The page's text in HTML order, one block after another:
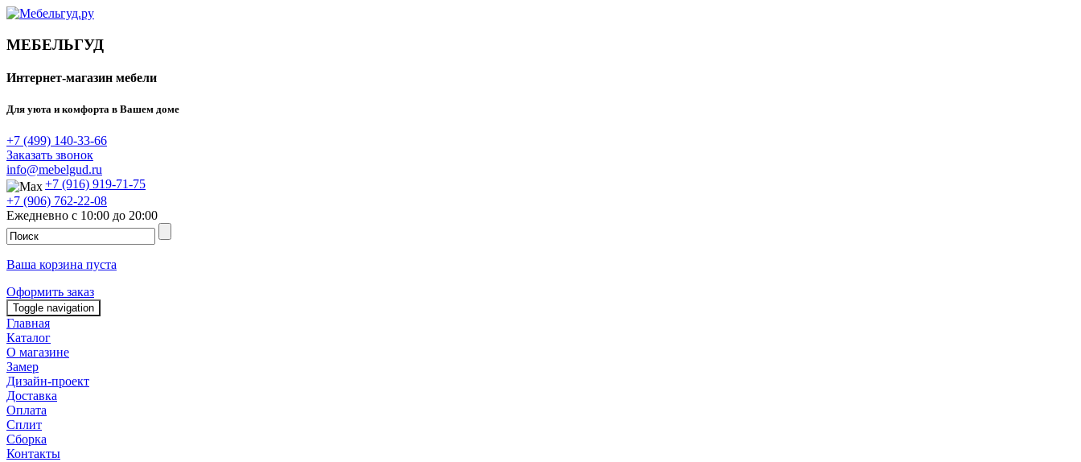
МЕБЕЛЬГУД
Интернет-магазин мебели
Для уюта и комфорта в Вашем доме
+7 (499) 140-33-66
Заказать звонок
info@mebelgud.ru
+7 (916) 919-71-75
+7 (906) 762-22-08
Ежедневно с 10:00 до 20:00
Ваша корзина пуста
Оформить заказ
Toggle navigation
Главная
Каталог
О магазине
Замер
Дизайн-проект
Доставка
Оплата
Сплит
Сборка
Контакты